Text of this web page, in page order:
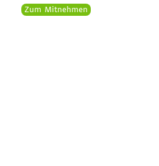
Zum Mitnehmen